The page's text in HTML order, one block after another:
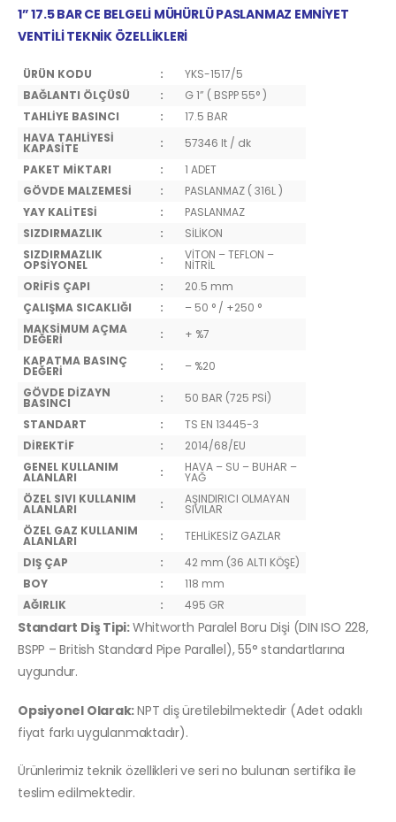
1” 17.5 BAR CE BELGELİ MÜHÜRLÜ PASLANMAZ EMNİYET
VENTİLİ TEKNİK ÖZELLİKLERİ
ÜRÜN KODU :
YKS-1517/5
BAĞLANTI ÖLÇÜSÜ
:
G 1” ( BSPP 55° )
TAHLİYE BASINCI
:
17.5 BAR
HAVA TAHLİYESİ
KAPASİTE :
57346 lt / dk
PAKET MİKTARI
:
1 ADET
GÖVDE MALZEMESİ
:
PASLANMAZ ( 316L )
YAY KALİTESİ
:
PASLANMAZ
SIZDIRMAZLIK
:
SİLİKON
SIZDIRMAZLIK
OPSİYONEL : VİTON – TEFLON –
NİTRİL
ORİFİS ÇAPI
:
20.5 mm
ÇALIŞMA SICAKLIĞI
:
– 50 ° / +250 °
MAKSİMUM AÇMA
DEĞERİ :
+ %7
KAPATMA BASINÇ
DEĞERİ :
– %20
GÖVDE DİZAYN
BASINCI :
50 BAR (725 PSİ)
STANDART
:
TS EN 13445-3
DİREKTİF
:
2014/68/EU
GENEL KULLANIM
ALANLARI : HAVA – SU – BUHAR –
YAĞ
ÖZEL SIVI KULLANIM
ALANLARI : AŞINDIRICI OLMAYAN
SIVILAR
ÖZEL GAZ KULLANIM
ALANLARI :
TEHLİKESİZ GAZLAR
DIŞ ÇAP
:
42 mm (36 ALTI KÖŞE)
BOY
:
118 mm
AĞIRLIK
: 495 GR
Standart Diş Tipi:Whitworth Paralel Boru Dişi (DIN ISO 228,
BSPP – British Standard Pipe Parallel), 55° standartlarına
uygundur.
Opsiyonel Olarak:NPT diş üretilebilmektedir (Adet odaklı
fiyat farkı uygulanmaktadır).
Ürünlerimiz teknik özellikleri ve seri no bulunan sertifika ile
teslim edilmektedir.